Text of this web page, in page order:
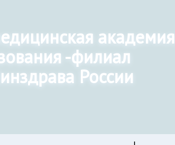
академия
-филиал
России